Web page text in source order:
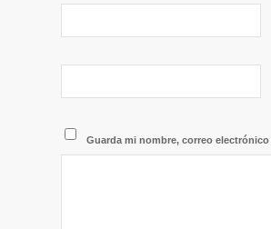
Guarda mi nombre, correo